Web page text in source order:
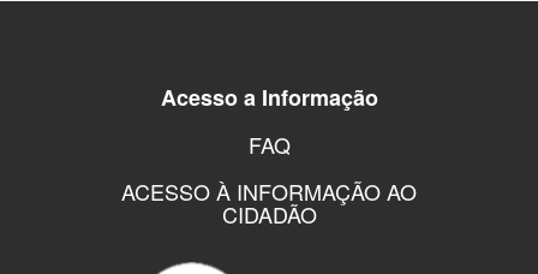
Acesso a Informação
FAQ
ACESSO À INFORMAÇÃO AO
CIDADÃO